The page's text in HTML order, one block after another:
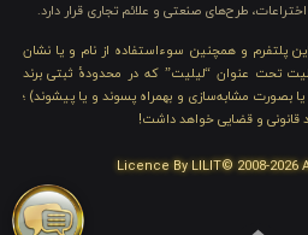
طرح‌های صنعتی و علائم تجاری قرار دارد.
این پلتفرم و همچنین سوءاستفاده از نام و یا نشان
تحت عنوان “لیلیت” که در محدودهٔ ثبتی برند
یا بصورت مشابه‌سازی و بهمراه پسوند و یا پیشوند) ؛
قانونی و قضایی خواهد داشت!
Licence By LILIT© 2008-2026